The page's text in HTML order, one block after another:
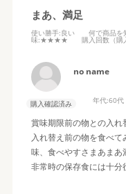
まあ、満足
使い勝手:良い 何で商品を
味:★★★★ 購入回数（購
no name
購入確認済み 年代:60代
賞味期限前の物との入れ
入れ替え前の物を食べて
味、食べやすさまあまあ
非常時の保存食には十分